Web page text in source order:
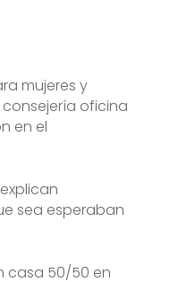
mujeres y
oficina
en el
sea esperaban
casa 50/50 en